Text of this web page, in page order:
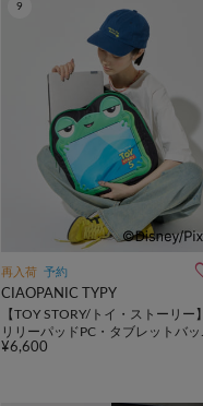
9
再入荷 予約
CIAOPANIC TYPY
【TOY STORY/トイ・ストーリー】
リリーパッドPC・タブレットバッ
グ
¥6,600